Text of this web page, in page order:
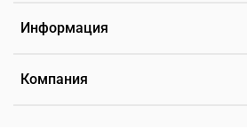
Информация
Компания